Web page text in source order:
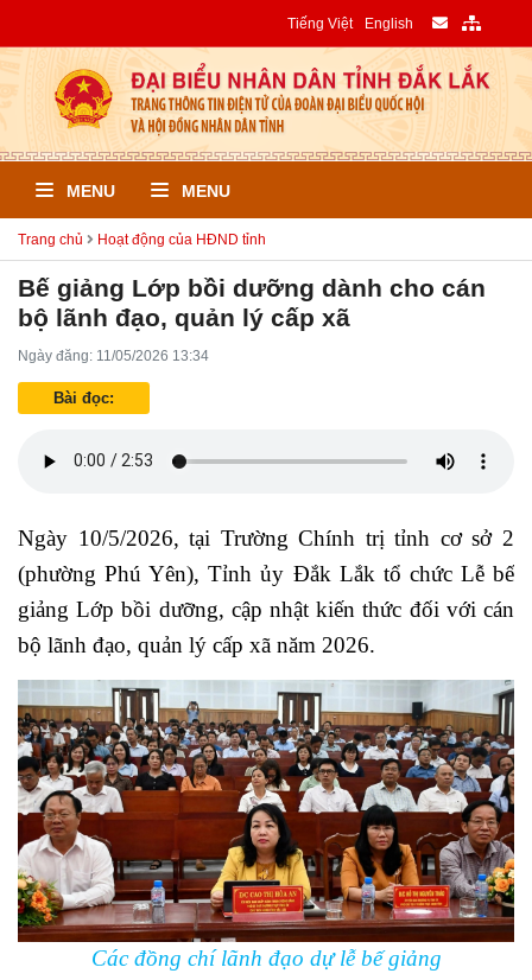
Tiếng Việt English
MENU MENU
Trang chủ Hoạt động của HĐND tỉnh
Bế giảng Lớp bồi dưỡng dành cho cán
bộ lãnh đạo, quản lý cấp xã
Ngày đăng: 11/05/2026 13:34
Bài đọc:
Ngày 10/5/2026, tại Trường Chính trị tỉnh cơ sở 2
(phường Phú Yên), Tỉnh ủy Đắk Lắk tổ chức Lễ bế
giảng Lớp bồi dưỡng, cập nhật kiến thức đối với cán
bộ lãnh đạo, quản lý cấp xã năm 2026.
Các đồng chí lãnh đạo dự lễ bế giảng